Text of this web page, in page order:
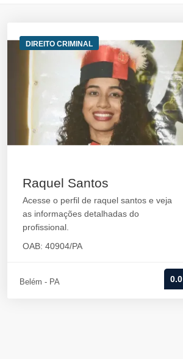
DIREITO CRIMINAL
Raquel Santos
Acesse o perfil de raquel santos e veja
as informações detalhadas do
profissional.
OAB: 40904/PA
Belém - PA 0.0